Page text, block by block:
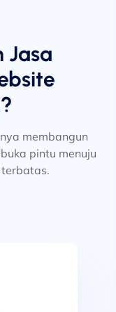
Jasa
membangun
pintu menuju